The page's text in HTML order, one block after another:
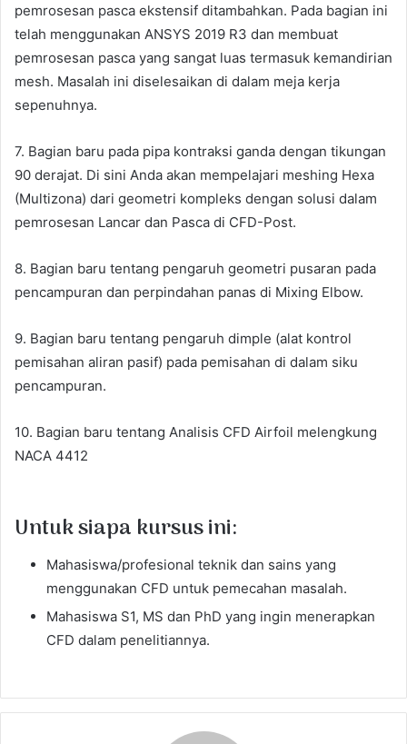
pemrosesan pasca ekstensif ditambahkan. Pada bagian ini
telah menggunakan ANSYS 2019 R3 dan membuat
pemrosesan pasca yang sangat luas termasuk kemandirian
mesh. Masalah ini diselesaikan di dalam meja kerja
sepenuhnya.
7. Bagian baru pada pipa kontraksi ganda dengan tikungan
90 derajat. Di sini Anda akan mempelajari meshing Hexa
(Multizona) dari geometri kompleks dengan solusi dalam
pemrosesan Lancar dan Pasca di CFD-Post.
8. Bagian baru tentang pengaruh geometri pusaran pada
pencampuran dan perpindahan panas di Mixing Elbow.
9. Bagian baru tentang pengaruh dimple (alat kontrol
pemisahan aliran pasif) pada pemisahan di dalam siku
pencampuran.
10. Bagian baru tentang Analisis CFD Airfoil melengkung
NACA 4412
Untuk siapa kursus ini:
Mahasiswa/profesional teknik dan sains yang
menggunakan CFD untuk pemecahan masalah.
Mahasiswa S1, MS dan PhD yang ingin menerapkan
CFD dalam penelitiannya.